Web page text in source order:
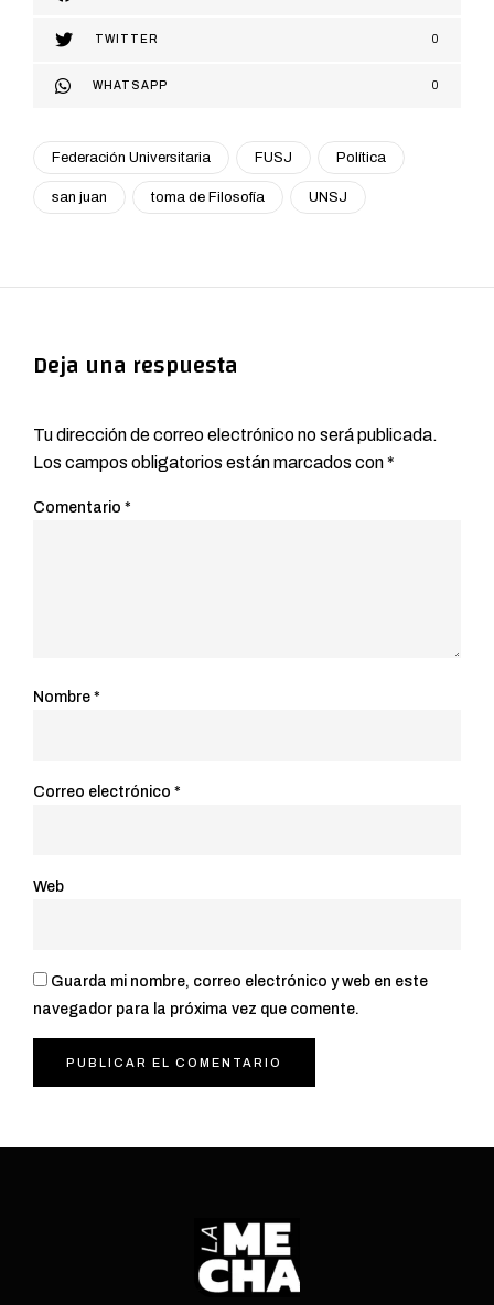
TWITTER 0
WHATSAPP 0
Federación Universitaria FUSJ Política
san juan toma de Filosofía UNSJ
Deja una respuesta
Tu dirección de correo electrónico no será publicada.
Los campos obligatorios están marcados con*
Comentario *
Nombre *
Correo electrónico *
Web
Guarda mi nombre, correo electrónico y web en este
navegador para la próxima vez que comente.